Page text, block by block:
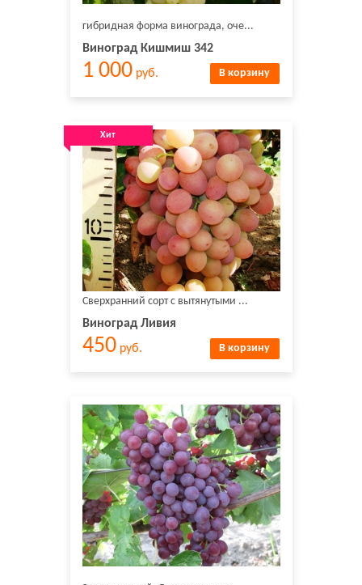
гибридная форма винограда, оче...
Виноград Кишмиш 342
1 000руб. В корзину
Хит
Сверхранний сорт с вытянутыми ...
Виноград Ливия
450руб. В корзину